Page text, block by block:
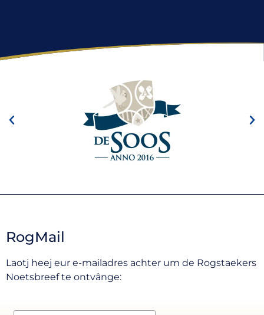
RogMail
Laotj heej eur e-mailadres achter um de Rogstaekers
Noetsbreef te ontvânge: